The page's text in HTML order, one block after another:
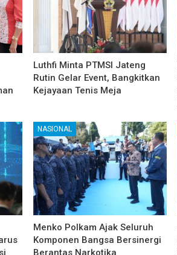
Luthfi Minta PTMSI Jateng
Rutin Gelar Event, Bangkitkan
Kejayaan Tenis Meja
NASIONAL
Menko Polkam Ajak Seluruh
Komponen Bangsa Bersinergi
Berantas Narkotika